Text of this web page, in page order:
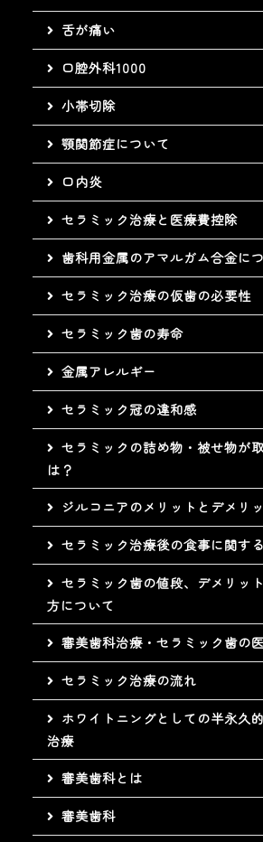
舌が痛い
口腔外科1000
小帯切除
顎関節症について
口内炎
セラミック治療と医療費控除
歯科用金属のアマルガム合金に
セラミック治療の仮歯の必要性
セラミック歯の寿命
金属アレルギー
セラミック冠の違和感
セラミックの詰め物・被せ物が
は？
ジルコニアのメリットとデメリ
セラミック治療後の食事に関す
セラミック歯の値段、デメリッ
方について
審美歯科治療・セラミック歯の
セラミック治療の流れ
ホワイトニングとしての半永久
治療
審美歯科とは
審美歯科